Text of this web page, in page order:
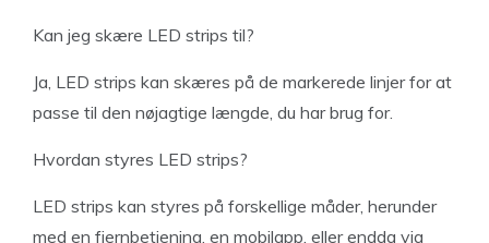
Kan jeg skære LED strips til?
Ja, LED strips kan skæres på de markerede linjer for at
passe til den nøjagtige længde, du har brug for.
Hvordan styres LED strips?
LED strips kan styres på forskellige måder, herunder
med en fjernbetjening, en mobilapp, eller endda via